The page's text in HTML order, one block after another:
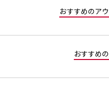
おすすめのア
おすすめ